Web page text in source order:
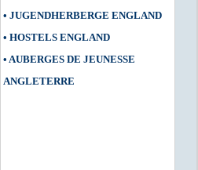
• JUGENDHERBERGE ENGLAND
• HOSTELS ENGLAND
• AUBERGES DE JEUNESSE
ANGLETERRE